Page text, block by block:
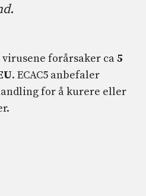
forårsaker ca5
. ECAC5 anbefaler
for å kurere eller